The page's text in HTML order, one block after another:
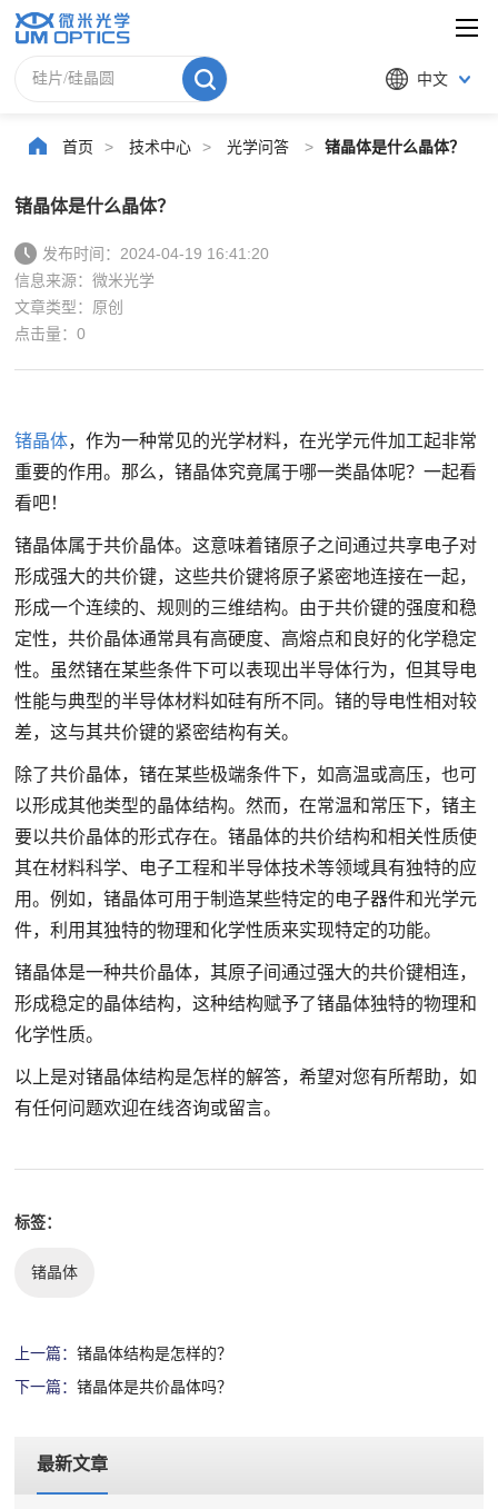
中文
首页 > 技术中心 > 光学问答 > 锗晶体是什么晶体？
锗晶体是什么晶体？
发布时间：2024-04-19 16:41:20
信息来源：微米光学
文章类型：原创
点击量：0
锗晶体，作为一种常见的光学材料，在光学元件加工起非常
重要的作用。那么，锗晶体究竟属于哪一类晶体呢？一起看
看吧！
锗晶体属于共价晶体。这意味着锗原子之间通过共享电子对
形成强大的共价键，这些共价键将原子紧密地连接在一起，
形成一个连续的、规则的三维结构。由于共价键的强度和稳
定性，共价晶体通常具有高硬度、高熔点和良好的化学稳定
性。虽然锗在某些条件下可以表现出半导体行为，但其导电
性能与典型的半导体材料如硅有所不同。锗的导电性相对较
差，这与其共价键的紧密结构有关。
除了共价晶体，锗在某些极端条件下，如高温或高压，也可
以形成其他类型的晶体结构。然而，在常温和常压下，锗主
要以共价晶体的形式存在。锗晶体的共价结构和相关性质使
其在材料科学、电子工程和半导体技术等领域具有独特的应
用。例如，锗晶体可用于制造某些特定的电子器件和光学元
件，利用其独特的物理和化学性质来实现特定的功能。
锗晶体是一种共价晶体，其原子间通过强大的共价键相连，
形成稳定的晶体结构，这种结构赋予了锗晶体独特的物理和
化学性质。
以上是对锗晶体结构是怎样的解答，希望对您有所帮助，如
有任何问题欢迎在线咨询或留言。
标签：
锗晶体
上一篇：锗晶体结构是怎样的？
下一篇：锗晶体是共价晶体吗？
最新文章